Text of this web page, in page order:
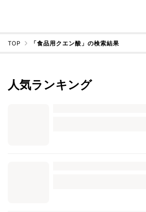
TOP 「食品用クエン酸」の検索結果
人気ランキング